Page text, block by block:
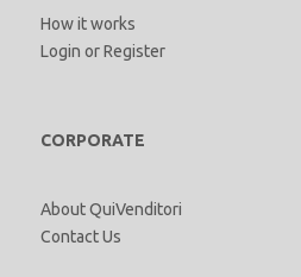
How it works
Login orRegister
CORPORATE
About QuiVenditori
Contact Us